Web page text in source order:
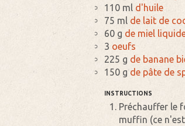
110 ml d'huile
75 ml de lait de
60 g de miel
3 oeufs
225 g de banane
150 g de pâte de
INSTRUCTIONS
Préchauffer le
muffin (ce